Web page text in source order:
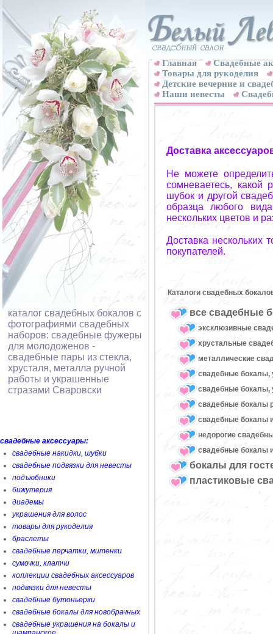
каталог свадебных бокалов с
фотографиями свадебных
наборов: свадебные фужеры
для молодоженов -
свадебные пары из стекла,
хрусталя, металла ручной
работы и украшенные
стразами Сваровски
свадебные аксессуары:
свадебные накидки, шубки
свадебные подвязки для невесты
подъюбники
бижутерия
диадемы
украшения для волос
товары для рукоделия
браслеты
свадебные перчатки, митенки
сумочки, клатчи
коллекции свадебных аксессуаров
подвязки для невесты
свадебные бутоньерки
свадебные бокалы для новобрачных
свадебные украшения на бокалы и
Главная
Свадебные
Товары для рукоделия
Детские вечерние и
Наши невесты
Доставка
Не можете
сомневаетесь, какой
шубок и другой
образца любого
нескольких цветов и
Доставка нескольких
покупателей.
Каталоги свадебных
все свадебные
эксклюзивные
хрустальные
металлические
свадебные бокалы,
свадебные бокалы,
свадебные бокалы
свадебные бокалы
недорогие
свадебные бокалы
бокалы для
пластиковые